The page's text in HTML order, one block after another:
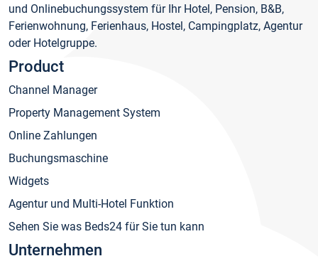
und Onlinebuchungssystem für Ihr Hotel, Pension, B&B,
Ferienwohnung, Ferienhaus, Hostel, Campingplatz, Agentur
oder Hotelgruppe.
Product
Channel Manager
Property Management System
Online Zahlungen
Buchungsmaschine
Widgets
Agentur und Multi-Hotel Funktion
Sehen Sie was Beds24 für Sie tun kann
Unternehmen